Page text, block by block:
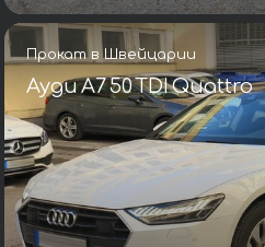
Прокат в Швейцарии
Ауди A7 50 TDI Quattro